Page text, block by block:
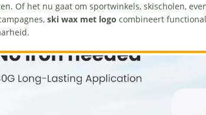
Of het nu gaat om sportwinkels, skischolen,
ski wax met logo combineert